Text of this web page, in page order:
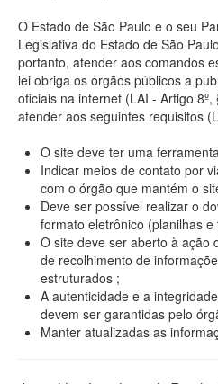
O Estado de São Paulo e o seu
Legislativa do Estado de São
portanto, atender aos comandos
lei obriga os órgãos públicos a
oficiais na internet (LAI - Artigo 8º,
atender aos seguintes requisitos
O site deve ter uma
Indicar meios de contato por
com o órgão que mantém o
Deve ser possível realizar o
formato eletrônico (planilhas e
O site deve ser aberto à ação
de recolhimento de
estruturados ;
A autenticidade e a
devem ser garantidas pelo
Manter atualizadas as